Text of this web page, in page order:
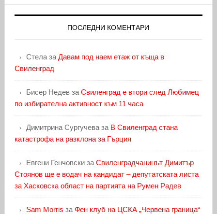
ПОСЛЕДНИ КОМЕНТАРИ
Стелаза Давам под наем етаж от къща в
Свиленград
Бисер Недевза Свиленград е втори след Любимец
по избирателна активност към 11 часа
Димитрина Сургучеваза В Свиленград стана
катастрофа на разклона за Гърция
Евгени Генчовскиза Свиленградчанинът Димитър
Стоянов ще е водач на кандидат – депутатската листа
за Хасковска област на партията на Румен Радев
Sam Morris за Фен клуб на ЦСКА „Червена граница“